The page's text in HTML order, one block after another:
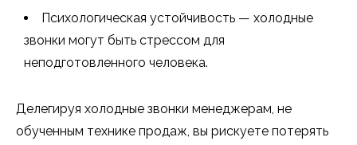
Психологическая устойчивость — холодные
звонки могут быть стрессом для
неподготовленного человека.
Делегируя холодные звонки менеджерам, не
обученным технике продаж, вы рискуете потерять